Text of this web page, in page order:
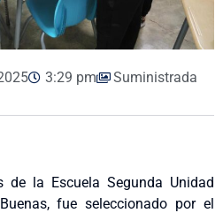
3:29 pm Suministrada
de la Escuela Segunda Unidad
fue seleccionado por el